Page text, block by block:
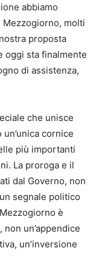
abbiamo
Mezzogiorno, molti
proposta
oggi sta finalmente
di assistenza,
che unisce
cornice
più importanti
La proroga e il
dal Governo, non
segnale politico
è
un’appendice
un’inversione